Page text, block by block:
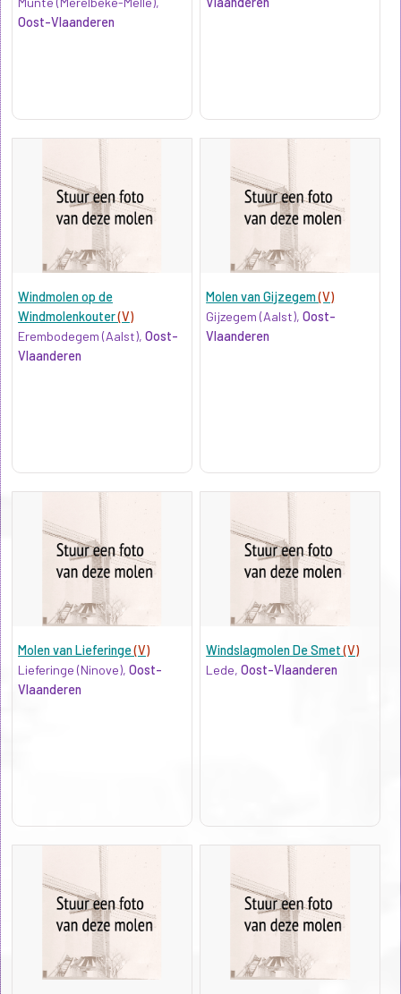
Oost-Vlaanderen
Windmolen op de
Windmolenkouter(V)
Erembodegem (Aalst), Oost-
Vlaanderen
Molen van Gijzegem(V)
Gijzegem (Aalst),Oost-
Vlaanderen
Molen van Lieferinge(V)
Lieferinge (Ninove), Oost-
Vlaanderen
Windslagmolen De Smet(V)
Lede,Oost-Vlaanderen